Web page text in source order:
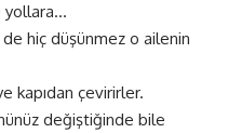
yollara…
hiç düşünmez o ailenin
kapıdan çevirirler.
değiştiğinde bile